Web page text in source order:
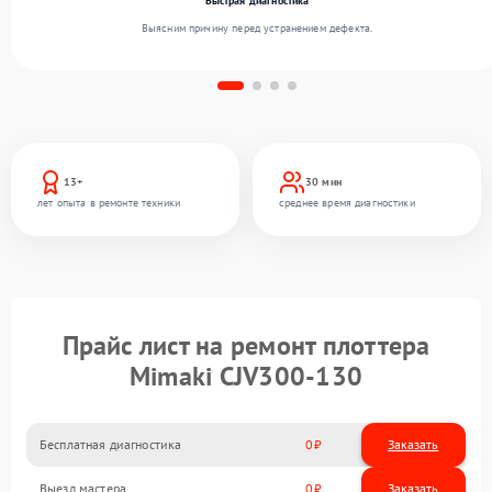
13+
лет опыта в ремонте техники
30 мин
среднее время диагностики
Выясним причину перед устранением дефекта.
Прайс лист на ремонт плоттера
Mimaki CJV300-130
Бесплатная диагностика 0 Заказать
Выезд мастера 0 Заказать